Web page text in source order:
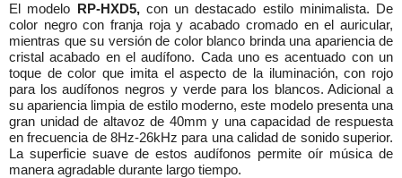
El modelo RP-HXD5,con un destacado estilo minimalista. De
color negro con franja roja y acabado cromado en el auricular,
mientras que su versión de color blanco brinda una apariencia de
cristal acabado en el audífono. Cada uno es acentuado con un
toque de color que imita el aspecto de la iluminación, con rojo
para los audífonos negros y verde para los blancos. Adicional a
su apariencia limpia de estilo moderno, este modelo presenta una
gran unidad de altavoz de 40mm y una capacidad de respuesta
en frecuencia de 8Hz-26kHz para una calidad de sonido superior.
La superficie suave de estos audífonos permite oír música de
manera agradable durante largo tiempo.